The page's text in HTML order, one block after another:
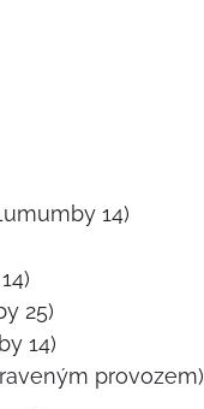
14)
25)
14)
provozem)